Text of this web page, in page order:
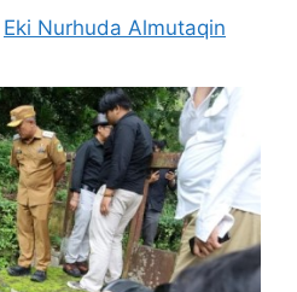
Eki Nurhuda Almutaqin